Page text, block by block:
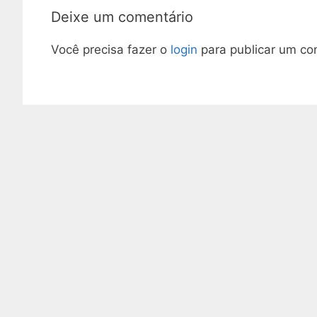
Deixe um comentário
Você precisa fazer o login para publicar um